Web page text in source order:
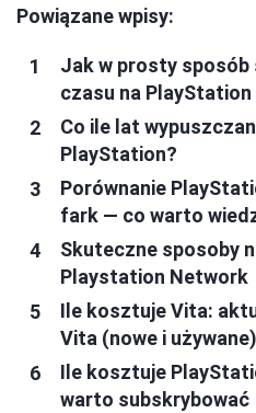
Powiązane wpisy:
Jak w prosty sposób
czasu na PlayStation
Co ile lat
PlayStation?
Porównanie
fark — co warto
Skuteczne sposoby
Playstation Network
Ile kosztuje Vita:
Vita (nowe i używane)
Ile kosztuje
warto subskrybować